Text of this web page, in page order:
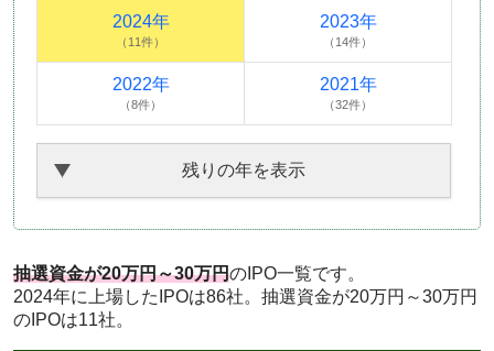
2024年
（11件）
2023年
（14件）
2022年
（8件）
2021年
（32件）
残りの年を表示
抽選資金が20万円～30万円のIPO一覧です。
2024年に上場したIPOは86社。抽選資金が20万円～30万円
のIPOは11社。